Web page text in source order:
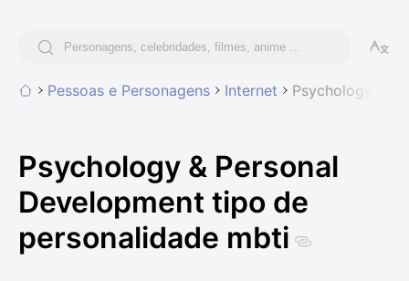
Pessoas e Personagens Internet Psychology &
Psychology & Personal
Development tipo de
personalidade mbti